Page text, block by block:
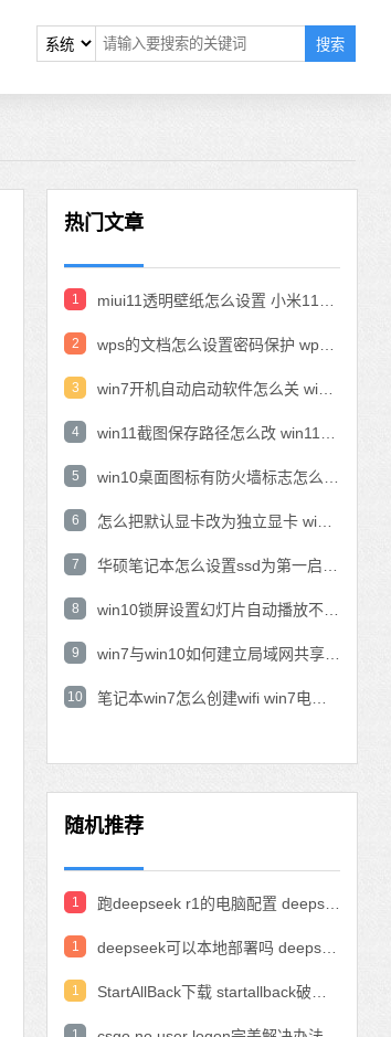
搜索
热门文章
1
2
3
4
5
6
7
8
9
10
随机推荐
1
1
1